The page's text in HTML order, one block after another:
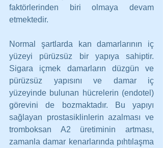
faktörlerinden biri olmaya devam
etmektedir.
Normal şartlarda kan damarlarının iç
yüzeyi pürüzsüz bir yapıya sahiptir.
Sigara içmek damarların düzgün ve
pürüzsüz yapısını ve damar iç
yüzeyinde bulunan hücrelerin (endotel)
görevini de bozmaktadır. Bu yapıyı
sağlayan prostasiklinlerin azalması ve
tromboksan A2 üretiminin artması,
zamanla damar kenarlarında pıhtılaşma